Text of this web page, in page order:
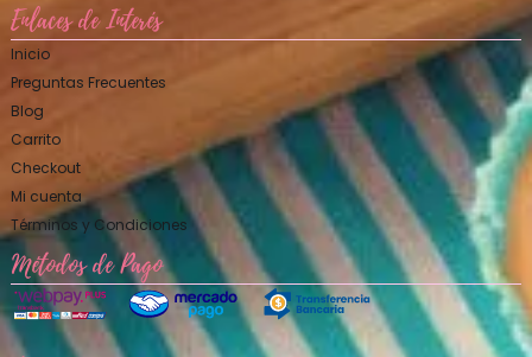
Enlaces de Interés
Inicio
Preguntas Frecuentes
Blog
Carrito
Checkout
Mi cuenta
Términos y Condiciones
Métodos de Pago